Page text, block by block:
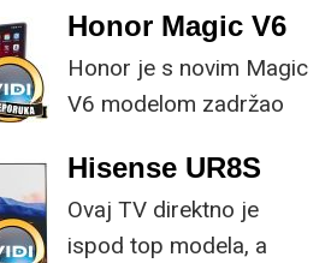
Honor Magic V6
Honor je s novim Magic
V6 modelom zadržao
specifikacije, no
istovremeno
implementirao
Hisense UR8S
Ovaj TV direktno je
ispod top modela, a